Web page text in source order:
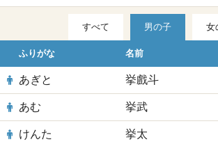
すべて 男の子 女
ふりがな 名前
あぎと 挙戲斗
あむ 挙武
けんた 挙太